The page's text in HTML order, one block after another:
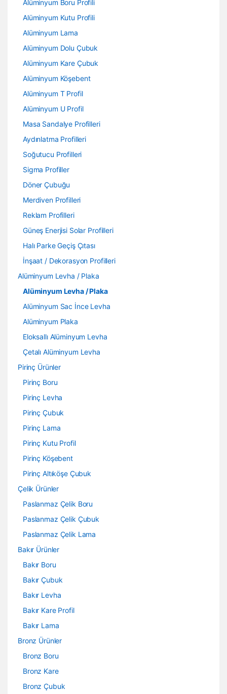
Alüminyum Boru Profili
Alüminyum Kutu Profili
Alüminyum Lama
Alüminyum Dolu Çubuk
Alüminyum Kare Çubuk
Alüminyum Köşebent
Alüminyum T Profil
Alüminyum U Profil
Masa Sandalye Profilleri
Aydınlatma Profilleri
Soğutucu Profilleri
Sigma Profiller
Döner Çubuğu
Merdiven Profilleri
Reklam Profilleri
Güneş Enerjisi Solar Profilleri
Halı Parke Geçiş Çıtası
İnşaat / Dekorasyon Profilleri
Alüminyum Levha / Plaka
Alüminyum Levha / Plaka
Alüminyum Sac İnce Levha
Alüminyum Plaka
Eloksallı Alüminyum Levha
Çetalı Alüminyum Levha
Pirinç Ürünler
Pirinç Boru
Pirinç Levha
Pirinç Çubuk
Pirinç Lama
Pirinç Kutu Profil
Pirinç Köşebent
Pirinç Altıköşe Çubuk
Çelik Ürünler
Paslanmaz Çelik Boru
Paslanmaz Çelik Çubuk
Paslanmaz Çelik Lama
Bakır Ürünler
Bakır Boru
Bakır Çubuk
Bakır Levha
Bakır Kare Profil
Bakır Lama
Bronz Ürünler
Bronz Boru
Bronz Kare
Bronz Çubuk